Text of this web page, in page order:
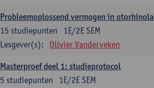
Probleemoplossend vermogen in
1E/2E SEM
15 studiepunten
Lesgever(s):
Olivier Vanderveken
Masterproef deel 1: studieprotocol
1E/2E SEM
5 studiepunten